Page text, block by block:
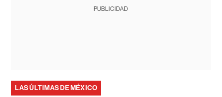
PUBLICIDAD
LAS ÚLTIMAS DE MÉXICO